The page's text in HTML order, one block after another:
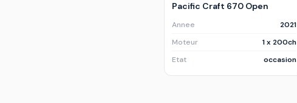
Pacific Craft 670 Open
Annee
2021
Moteur
1 x 200ch
Etat
occasion